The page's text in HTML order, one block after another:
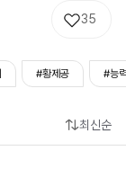
35
#황제공 #능
최신순